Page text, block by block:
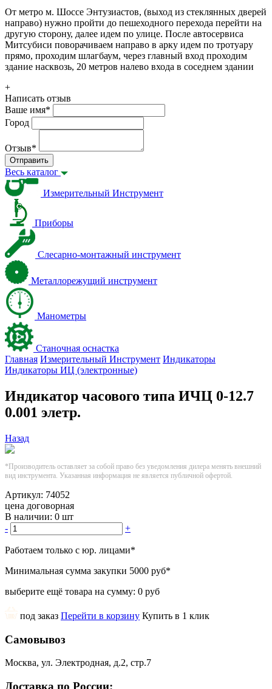
От метро м. Шоссе Энтузиастов, (выход из стеклянных дверей
направо) нужно пройти до пешеходного перехода перейти на
другую сторону, далее идем по улице. После автосервиса
Митсубиси поворачиваем направо в арку идем по тротуару
прямо, проходим шлагбаум, через главный вход проходим
здание насквозь, 20 метров налево входа в соседнем здании
+
Написать отзыв
Ваше имя*
Город
Отзыв*
Отправить
Весь каталог
Измерительный Инструмент
Приборы
Слесарно-монтажный инструмент
Металлорежущий инструмент
Манометры
Станочная оснастка
Главная Измерительный Инструмент Индикаторы
Индикаторы ИЦ (электронные)
Индикатор часового типа ИЧЦ 0-12.7
0.001 элетр.
Назад
*Производитель оставляет за собой право без уведомления дилера менять внешний
вид инструмента. Указанная информация не является публичной офертой.
Артикул: 74052
цена договорная
В наличии: 0 шт
-
+
Работаем только с юр. лицами*
Минимальная сумма закупки 5000 руб*
выберите ещё товара на сумму: 0 руб
под заказ Перейти в корзину Купить в 1 клик
Самовывоз
Москва, ул. Электродная, д.2, стр.7
Доставка по России: